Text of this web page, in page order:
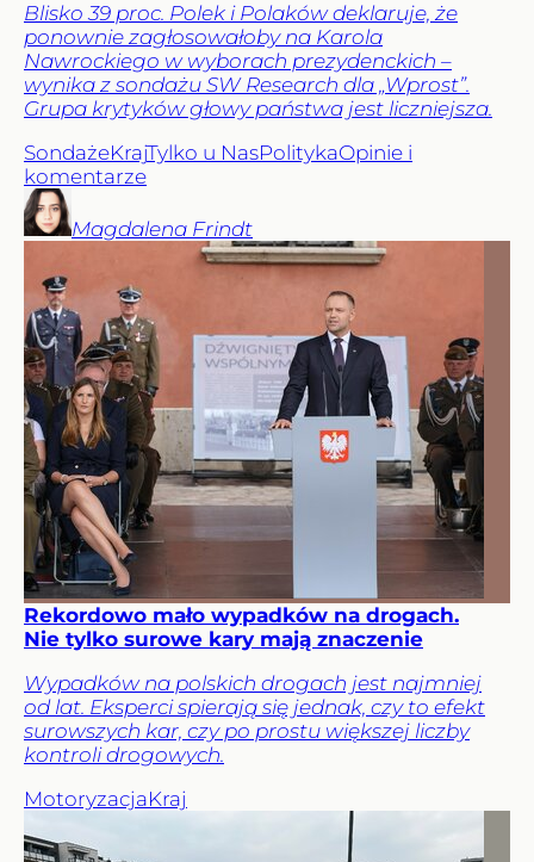
Blisko 39 proc. Polek i Polaków deklaruje, że
ponownie zagłosowałoby na Karola
Nawrockiego w wyborach prezydenckich –
wynika z sondażu SW Research dla „Wprost”.
Grupa krytyków głowy państwa jest liczniejsza.
SondażeKrajTylko u NasPolitykaOpinie i
komentarze
Magdalena Frindt
Rekordowo mało wypadków na drogach.
Nie tylko surowe kary mają znaczenie
Wypadków na polskich drogach jest najmniej
od lat. Eksperci spierają się jednak, czy to efekt
surowszych kar, czy po prostu większej liczby
kontroli drogowych.
MotoryzacjaKraj